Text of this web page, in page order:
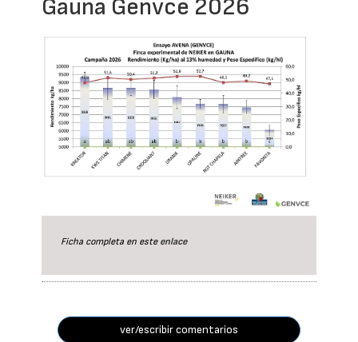
Gauna Genvce 2026
Ficha completa en este enlace
ver/escribir comentarios